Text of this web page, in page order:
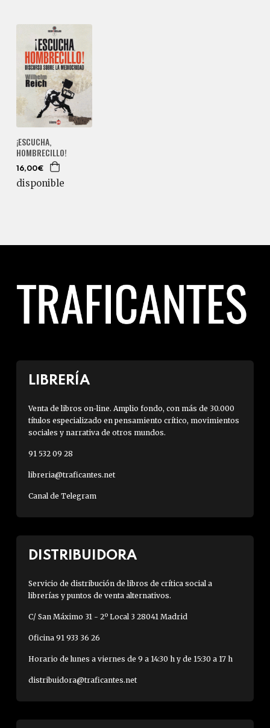
¡ESCUCHA,
HOMBRECILLO!
16,00€
disponible
LIBRERÍA
Venta de libros on-line. Amplio fondo, con más de 30.000
títulos especializado en pensamiento crítico, movimientos
sociales y narrativa de otros mundos.
91 532 09 28
libreria@traficantes.net
Canal de Telegram
DISTRIBUIDORA
Servicio de distribución de libros de crítica social a
librerías y puntos de venta alternativos.
C/ San Máximo 31 - 2º Local 3 28041 Madrid
Oficina 91 933 36 26
Horario de lunes a viernes de 9 a 14:30 h y de 15:30 a 17 h
distribuidora@traficantes.net